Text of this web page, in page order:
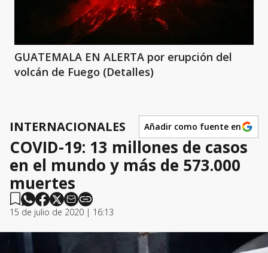
GUATEMALA EN ALERTA por erupción del
volcán de Fuego (Detalles)
INTERNACIONALES Añadir como fuente en
COVID-19: 13 millones de casos
en el mundo y más de 573.000
muertes
15 de julio de 2020 | 16:13